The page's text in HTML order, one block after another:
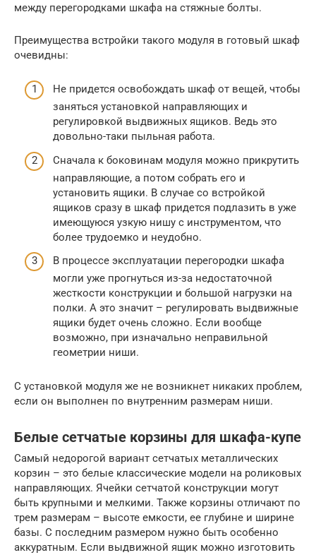
между перегородками шкафа на стяжные болты.
Преимущества встройки такого модуля в готовый шкаф
очевидны:
Не придется освобождать шкаф от вещей, чтобы
заняться установкой направляющих и
регулировкой выдвижных ящиков. Ведь это
довольно-таки пыльная работа.
Сначала к боковинам модуля можно прикрутить
направляющие, а потом собрать его и
установить ящики. В случае со встройкой
ящиков сразу в шкаф придется подлазить в уже
имеющуюся узкую нишу с инструментом, что
более трудоемко и неудобно.
В процессе эксплуатации перегородки шкафа
могли уже прогнуться из-за недостаточной
жесткости конструкции и большой нагрузки на
полки. А это значит – регулировать выдвижные
ящики будет очень сложно. Если вообще
возможно, при изначально неправильной
геометрии ниши.
С установкой модуля же не возникнет никаких проблем,
если он выполнен по внутренним размерам ниши.
Белые сетчатые корзины для шкафа-купе
Самый недорогой вариант сетчатых металлических
корзин – это белые классические модели на роликовых
направляющих. Ячейки сетчатой конструкции могут
быть крупными и мелкими. Также корзины отличают по
трем размерам – высоте емкости, ее глубине и ширине
базы. С последним размером нужно быть особенно
аккуратным. Если выдвижной ящик можно изготовить